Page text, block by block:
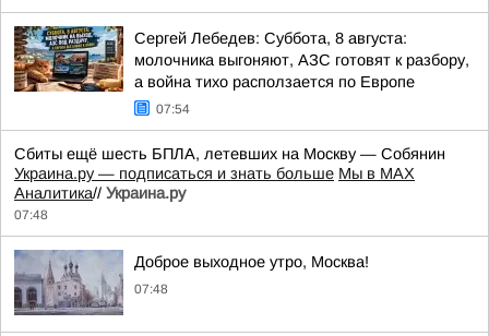
Сергей Лебедев: Суббота, 8 августа:
молочника выгоняют, АЗС готовят к разбору,
а война тихо расползается по Европе
07:54
Сбиты ещё шесть БПЛА, летевших на Москву — Собянин
Украина.ру — подписаться и знать больше Мы в MAX
Аналитика// Украина.ру
07:48
Доброе выходное утро, Москва!
07:48